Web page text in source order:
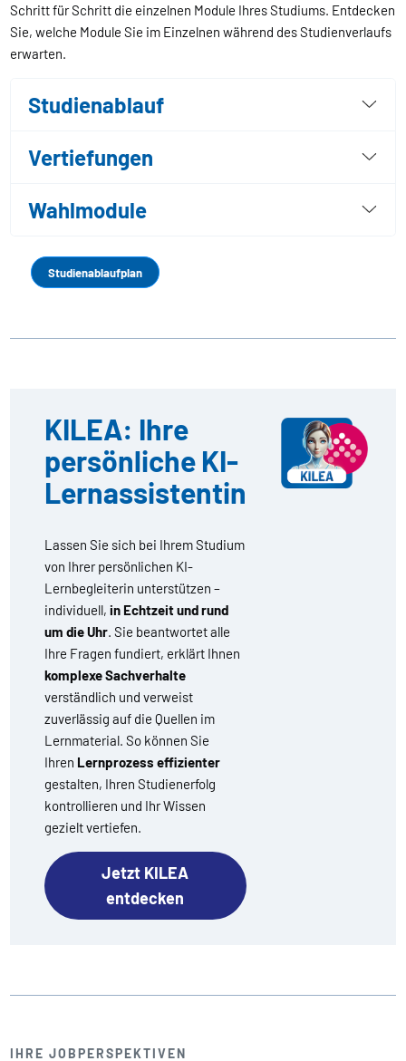
Schritt für Schritt die einzelnen Module Ihres Studiums. Entdecken
Sie, welche Module Sie im Einzelnen während des Studienverlaufs
erwarten.
Studienablauf
Vertiefungen
Wahlmodule
Studienablaufplan
KILEA: Ihre
persönliche KI-
Lernassistentin
Lassen Sie sich bei Ihrem Studium
von Ihrer persönlichen KI-
Lernbegleiterin unterstützen –
individuell, in Echtzeit und rund
um die Uhr. Sie beantwortet alle
Ihre Fragen fundiert, erklärt Ihnen
komplexe Sachverhalte
verständlich und verweist
zuverlässig auf die Quellen im
Lernmaterial. So können Sie
Ihren Lernprozess effizienter
gestalten, Ihren Studienerfolg
kontrollieren und Ihr Wissen
gezielt vertiefen.
Jetzt KILEA
entdecken
IHRE JOBPERSPEKTIVEN